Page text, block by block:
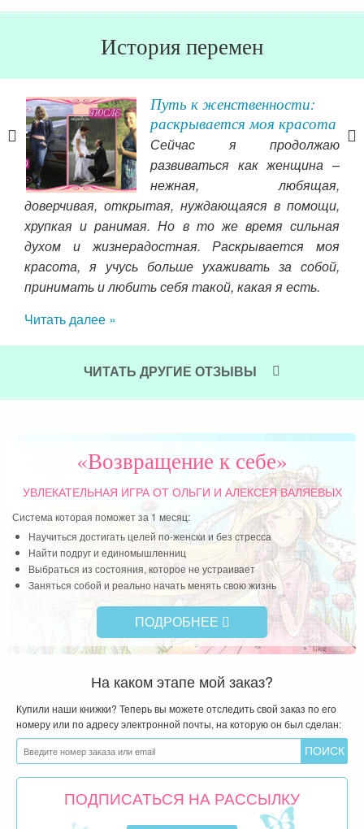
История перемен
Путь к женственности:
раскрывается моя красота
Сейчас я продолжаю
развиваться как женщина –
нежная, любящая,
доверчивая, открытая, нуждающаяся в помощи,
хрупкая и ранимая. Но в то же время сильная
духом и жизнерадостная. Раскрывается моя
красота, я учусь больше ухаживать за собой,
принимать и любить себя такой, какая я есть.
Читать далее »
ЧИТАТЬ ДРУГИЕ ОТЗЫВЫ
«Возвращение к себе»
УВЛЕКАТЕЛЬНАЯ ИГРАОТ ОЛЬГИ И АЛЕКСЕЯ ВАЛЯЕВЫХ
Система которая поможет за 1 месяц:
Научиться достигать целей по-женски и без стресса
Найти подруг и единомышленниц
Выбраться из состояния, которое не устраивает
Заняться собой и реально начать менять свою жизнь
ПОДРОБНЕЕ
На каком этапе мой заказ?
Купили наши книжки? Теперь вы можете отследить свой заказ по его
номеру или по адресу электронной почты, на которую он был сделан:
ПОДПИСАТЬСЯ НА РАССЫЛКУ